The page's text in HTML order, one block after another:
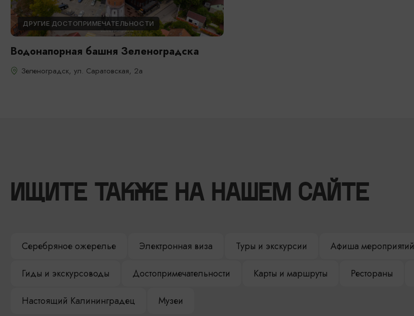
ДРУГИЕ ДОСТОПРИМЕЧАТЕЛЬНОСТИ
Водонапорная башня Зеленоградска
Зеленоградск, ул. Саратовская, 2а
ИЩИТЕ ТАКЖЕ НА НАШЕМ САЙТЕ
Серебряное ожерелье Электронная виза Туры и экскурсии Афиша мероприятий
Гиды и экскурсоводы Достопримечательности Карты и маршруты Рестораны
Настоящий Калининградец Музеи